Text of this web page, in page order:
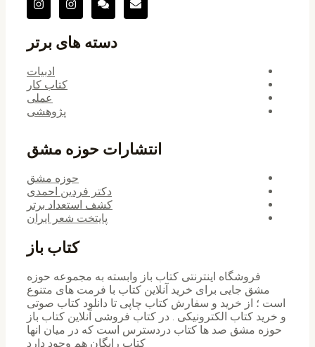
دسته های برتر
ادبیات
کتاب کار
عملی
پژوهشی
انتشارات حوزه مشق
حوزه مشق
دکتر فردین احمدی
کشف استعداد برتر
پایتخت شعر ایران
کتاب باز
فروشگاه اینترنتی کتاب باز وابسته به مجموعه حوزه
مشق جایی برای خرید ‌آنلاین کتاب با فرمت های متنوع
است ؛ از خرید و سفارش کتاب چاپی تا دانلود کتاب صوتی
و خرید کتاب الکترونیکی . در کتاب فروشی آنلاین کتاب باز
حوزه مشق صد ها کتاب دردسترس است که در میان انها
کتاب رایگان هم وجود دارد